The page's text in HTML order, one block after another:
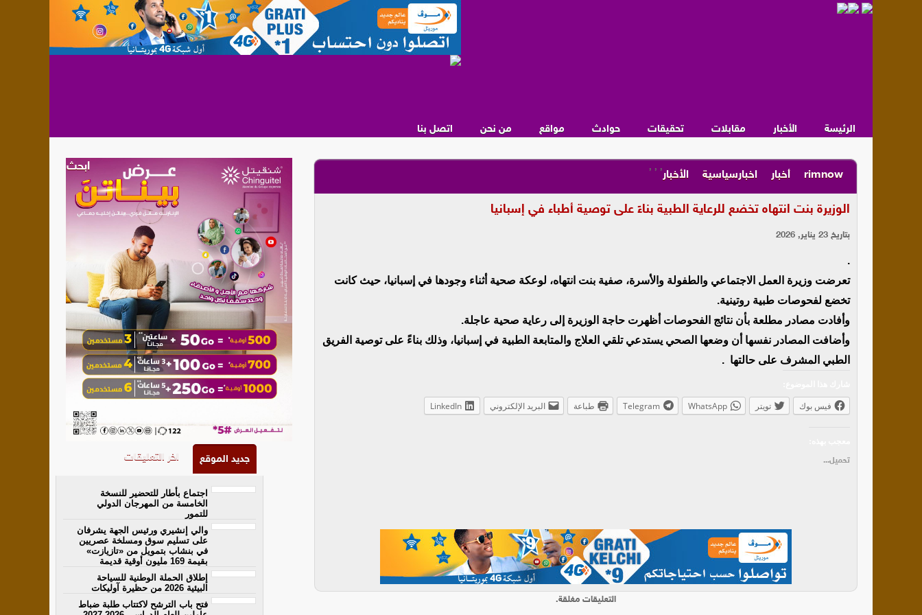
الرئيسة الأخبار مقابلات تحقيقات حوادث مواقع من نحن اتصل بنا
rimnow
,
أخبار
,
اخبارسياسية
,
الأخبار
الوزيرة بنت انتهاه تخضع للرعاية الطبية بناءً على توصية أطباء في إسبانيا
بتاريخ 23 يناير, 2026
.
تعرضت وزيرة العمل الاجتماعي والطفولة والأسرة، صفية بنت انتهاه، لوعكة صحية أثناء وجودها في إسبانيا، حيث كانت
تخضع لفحوصات طبية روتينية.
وأفادت مصادر مطلعة بأن نتائج الفحوصات أظهرت حاجة الوزيرة إلى رعاية صحية عاجلة.
وأضافت المصادر نفسها أن وضعها الصحي يستدعي تلقي العلاج والمتابعة الطبية في إسبانيا، وذلك بناءً على توصية الفريق
الطبي المشرف على حالتها .
فيس بوك تويتر WhatsApp
Telegram طباعة البريد الإلكتروني LinkedIn
تحميل...
التعليقات مغلقة.
جديد الموقع اخر التعليقات
اجتماع بأطار للتحضير للنسخة
الخامسة من المهرجان الدولي
للتمور
والي إنشيري ورئيس الجهة يشرفان
على تسليم سوق ومسلخة عصريين
في بنشاب بتمويل من «تازيازت»
بقيمة 169 مليون أوقية قديمة
إطلاق الحملة الوطنية للسياحة
البيئية 2026 من حظيرة آوليكات
فتح باب الترشح لاكتتاب طلبة ضباط